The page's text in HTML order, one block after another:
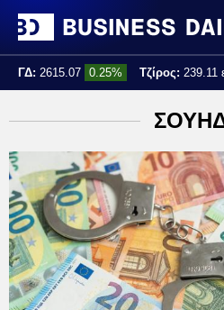
ΓΔ: 2615.07 0.25% Τζίρος: 239.11